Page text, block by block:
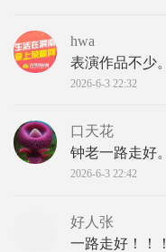
hwa
表演作品不少。
2026-6-3 22:32
口天花
钟老一路走好。
2026-6-3 22:42
好人张
一路走好！！！